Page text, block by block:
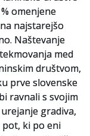
omenjene
najstarejšo
Naštevanje
med
društvom,
prve slovenske
ravnali s svojim
gradiva,
ki po eni